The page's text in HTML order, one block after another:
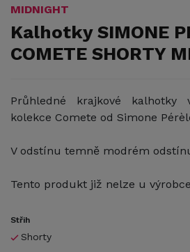
MIDNIGHT
Kalhotky SIMONE
COMETE SHORTY
Průhledné krajkové
kolekce Comete od Simone
V odstínu temně modrém
Tento produkt již nelze u
Střih
Shorty